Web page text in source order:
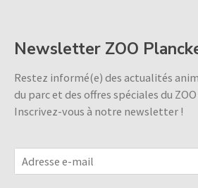
Newsletter ZOO
Restez informé(e) des actualités
du parc et des offres spéciales du
Inscrivez-vous à notre newsletter !